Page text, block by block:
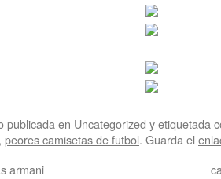
publicada en Uncategorized y etiquetada
, peores camisetas de futbol. Guarda el
armani